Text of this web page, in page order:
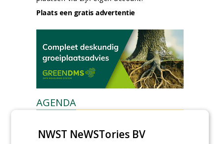
Plaats een gratis advertentie
AGENDA
9 september
woensdag 9 september 2026
NWST NeWSTories BV